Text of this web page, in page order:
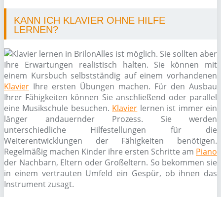
KANN ICH KLAVIER OHNE HILFE
LERNEN?
Alles ist möglich. Sie sollten aber
Ihre Erwartungen realistisch halten. Sie können mit
einem Kursbuch selbstständig auf einem vorhandenen
Klavier Ihre ersten Übungen machen. Für den Ausbau
Ihrer Fähigkeiten können Sie anschließend oder parallel
eine Musikschule besuchen. Klavier lernen ist immer ein
länger andauernder Prozess. Sie werden
unterschiedliche Hilfestellungen für die
Weiterentwicklungen der Fähigkeiten benötigen.
Regelmäßig machen Kinder ihre ersten Schritte am Piano
der Nachbarn, Eltern oder Großeltern. So bekommen sie
in einem vertrauten Umfeld ein Gespür, ob ihnen das
Instrument zusagt.